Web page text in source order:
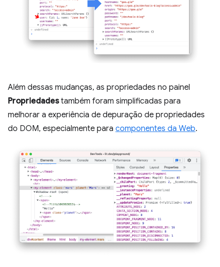
Além dessas mudanças, as propriedades no painel
Propriedadestambém foram simplificadas para
melhorar a experiência de depuração de propriedades
do DOM, especialmente para componentes da Web.